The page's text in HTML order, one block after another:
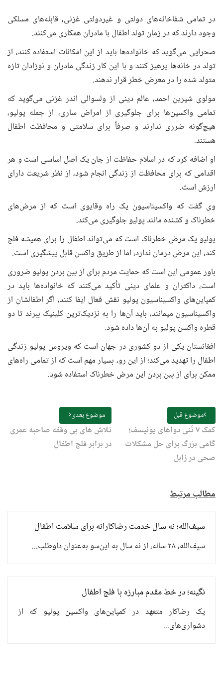
در تمامی شفاخانه‌های دولتی و غیردولتی غزنی، قابله‌های مسلکی
وجود دارند که در زمان تولد اطفال با مادران همکاری می‌کنند.
صحرایی می‌گوید که خانواده‌ها باید از این امکانات استفاده کنند، از
تولد در خانه‌ها پرهیز کنند و با این کار زندگی مادران و نوزادان تازه
متولد شده را در معرض خطر قرار ندهند.
مولوی شیرین احمد، عالم دینی از ولسوالی اندر غزنی می‌گوید که
تمامی واکسین‌ها برای جلوگیری از امراض ساری، از جمله پولیو،
هیچ‌گونه ضرری ندارند و صرفاً برای سلامتی و محافظت اطفال
هستند.
او اضافه کرد که در اسلام حفاظت از جان یک اصل اساسی است و هر
اقدامی که برای محافظت از زندگی انجام شود، از نظر شریعت دارای
ارزش است.
وی گفت که واکسیناسیون یک راه وقایوی است که از مرض‌های
خطرناک و کشنده مانند پولیو جلوگیری می‌کند.
پولیو یک مرض خطرناک است که می‌تواند اطفال را برای همیشه فلج
کند، این مرض درمان ندارد، اما از طریق واکسن قابل پیشگیری است.
باور عمومی این است که حمایت مردم برای از بین بردن پولیو ضروری
است، داکتران و علمای دینی تأکید می‌کنند که خانواده‌ها باید در
کمپاین‌های واکسیناسیون پولیو نقش فعال ایفا کنند، اگر اطفالشان از
واکسیناسیون میمانند، باید آن‌ها را به نزدیک‌ترین کلینیک ببرند تا دو
قطره واکسن پولیو به آن‌ها داده شود.
افغانستان یکی از دو کشوری در جهان است که ویروس پولیو زندگی
اطفال را تهدید می‌کند؛ از این رو، بسیار مهم است که از تمامی راه‌های
ممکن برای از بین بردن این مرض خطرناک استفاده شود.
موضوع قبل
کمک ۷ تُنی دواهای یونیسف؛
گامی بزرگ برای حل مشکلات
صحی در زابل
موضوع بعدی
تلاش های بی وقفه صاحبه عمری
در برابر فلج اطفال
مطالب مرتبط
سیف‌الله؛ نه سال خدمت رضاکارانه برای سلامت اطفال
سیف‌الله، ۲۸ ساله، از نه سال به این‌سو به‌عنوان داوطلب...
نگینه؛ در خط مقدم مبارزه با فلج اطفال
یک رضاکار متعهد در کمپاین‌های واکسین پولیو که از
دشواری‌های...